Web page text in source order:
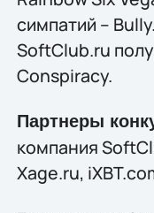
симпатий –
SoftClub.ru
Conspiracy.
Партнеры
компания
Xage.ru,